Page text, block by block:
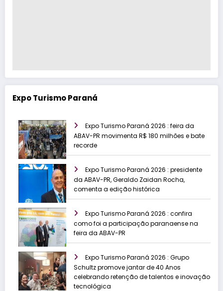
Expo Turismo Paraná
Expo Turismo Paraná 2026 : feira da
ABAV-PR movimenta R$ 180 milhões e bate
recorde
Expo Turismo Paraná 2026 : presidente
da ABAV-PR, Geraldo Zaidan Rocha,
comenta a edição histórica
Expo Turismo Paraná 2026 : confira
como foi a participação paranaense na
feira da ABAV-PR
Expo Turismo Paraná 2026 : Grupo
Schultz promove jantar de 40 Anos
celebrando retenção de talentos e inovação
tecnológica